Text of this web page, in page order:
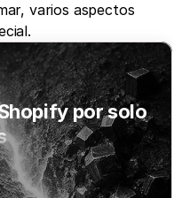
varios aspectos
por solo